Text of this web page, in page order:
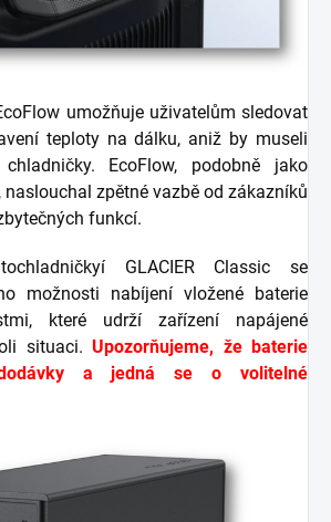
umožňuje uživatelům sledovat
teploty na dálku, aniž by museli
EcoFlow, podobně jako
naslouchal zpětné vazbě od zákazníků
funkcí.
GLACIER Classic se
možnosti nabíjení vložené baterie
které udrží zařízení napájené
situaci. Upozorňujeme, že baterie
a jedná se o volitelné